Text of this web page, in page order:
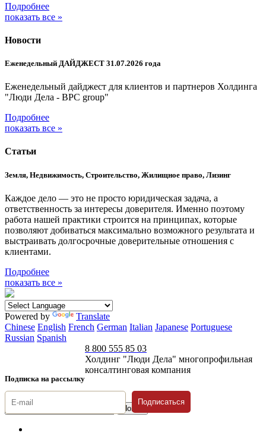
Подробнее
показать все »
Новости
Еженедельный ДАЙДЖЕСТ 31.07.2026 года
Еженедельный дайджест для клиентов и партнеров Холдинга
"Люди Дела - BPC group"
Подробнее
показать все »
Статьи
Земля, Недвижимость, Строительство, Жилищное право, Лизинг
Каждое дело — это не просто юридическая задача, а
ответственность за интересы доверителя. Именно поэтому
работа нашей практики строится на принципах, которые
позволяют добиваться максимально возможного результата и
выстраивать долгосрочные доверительные отношения с
клиентами.
Подробнее
показать все »
Powered by
Translate
Chinese English French German Italian Japanese Portuguese
Russian Spanish
Подписка на рассылку
8 800 555 85 03
Холдинг "Люди Дела" многопрофильная
консалтинговая компания
Подписаться